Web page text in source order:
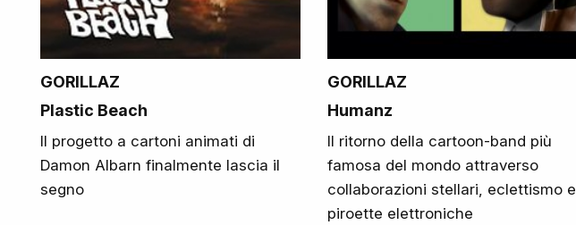
GORILLAZ
Plastic Beach
Il progetto a cartoni animati di
Damon Albarn finalmente lascia il
segno
GORILLAZ
Humanz
Il ritorno della cartoon-band più
famosa del mondo attraverso
collaborazioni stellari, eclettismo e
piroette elettroniche